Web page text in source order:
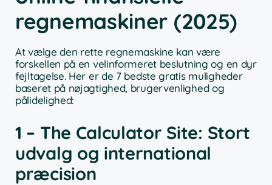
regnemaskiner (2025)
At vælge den rette regnemaskine kan være
forskellen på en velinformeret beslutning og en dyr
fejltagelse. Her er de 7 bedste gratis muligheder
baseret på nøjagtighed, brugervenlighed og
pålidelighed:
1 – The Calculator Site: Stort
udvalg og international
præcision